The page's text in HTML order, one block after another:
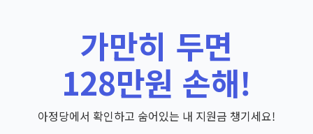
가만히 두면
128만원 손해!
아정당에서 확인하고 숨어있는 내 지원금 챙기세요!